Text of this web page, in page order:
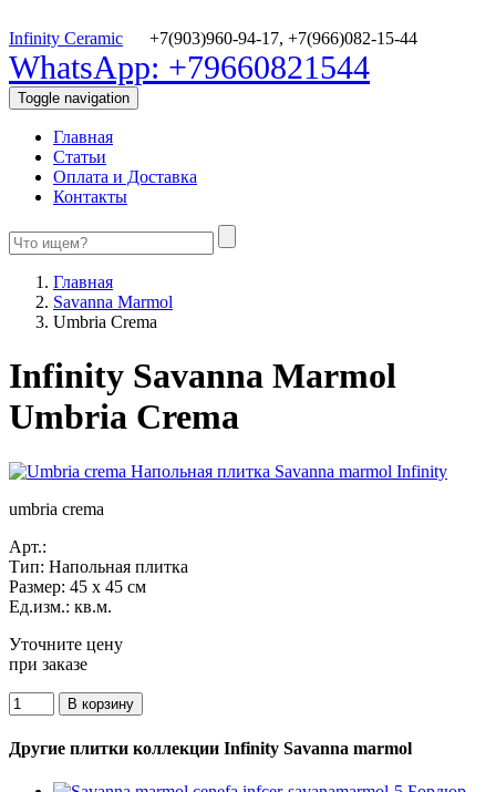
Infinity Ceramic +7(903)960-94-17, +7(966)082-15-44
WhatsApp: +79660821544
Toggle navigation
Главная
Статьи
Оплата и Доставка
Контакты
Главная
Savanna Marmol
Umbria Crema
Infinity Savanna Marmol
Umbria Crema
umbria crema
Арт.:
Тип: Напольная плитка
Размер: 45 x 45 см
Ед.изм.: кв.м.
Уточните цену
при заказе
Другие плитки коллекции Infinity Savanna marmol